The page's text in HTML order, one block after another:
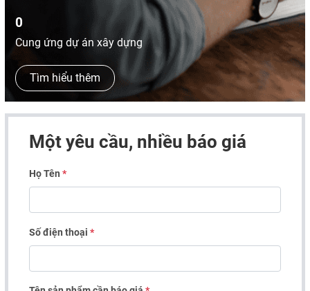
0
Cung ứng dự án xây dựng
Tìm hiểu thêm
Một yêu cầu, nhiều báo giá
Họ Tên *
Số điện thoại *